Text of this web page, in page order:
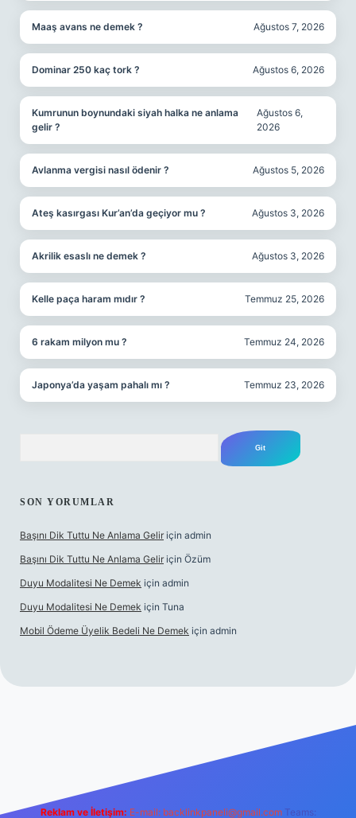
Maaş avans ne demek ? Ağustos 7, 2026
Dominar 250 kaç tork ? Ağustos 6, 2026
Kumrunun boynundaki siyah halka ne anlama
gelir ?
Ağustos 6,
2026
Avlanma vergisi nasıl ödenir ? Ağustos 5, 2026
Ateş kasırgası Kur’an’da geçiyor mu ? Ağustos 3, 2026
Akrilik esaslı ne demek ? Ağustos 3, 2026
Kelle paça haram mıdır ? Temmuz 25, 2026
6 rakam milyon mu ? Temmuz 24, 2026
Japonya’da yaşam pahalı mı ? Temmuz 23, 2026
SON YORUMLAR
Başını Dik Tuttu Ne Anlama Gelir için admin
Başını Dik Tuttu Ne Anlama Gelir için Özüm
Duyu Modalitesi Ne Demek için admin
Duyu Modalitesi Ne Demek için Tuna
Mobil Ödeme Üyelik Bedeli Ne Demek için admin
Reklam ve İletişim: E-mail: backlinkpaneli@gmail.com Teams: